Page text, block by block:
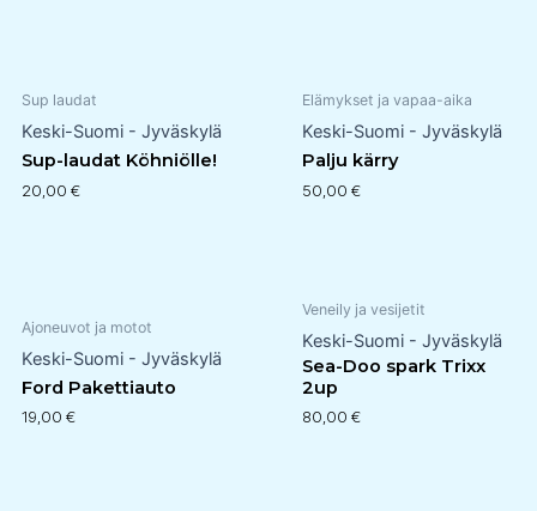
Sup laudat
Keski-Suomi - Jyväskylä
Sup-laudat Köhniölle!
20,00 €
Elämykset ja vapaa-aika
Keski-Suomi - Jyväskylä
Palju kärry
50,00 €
Ajoneuvot ja motot
Keski-Suomi - Jyväskylä
Ford Pakettiauto
19,00 €
Veneily ja vesijetit
Keski-Suomi - Jyväskylä
Sea-Doo spark Trixx
2up
80,00 €